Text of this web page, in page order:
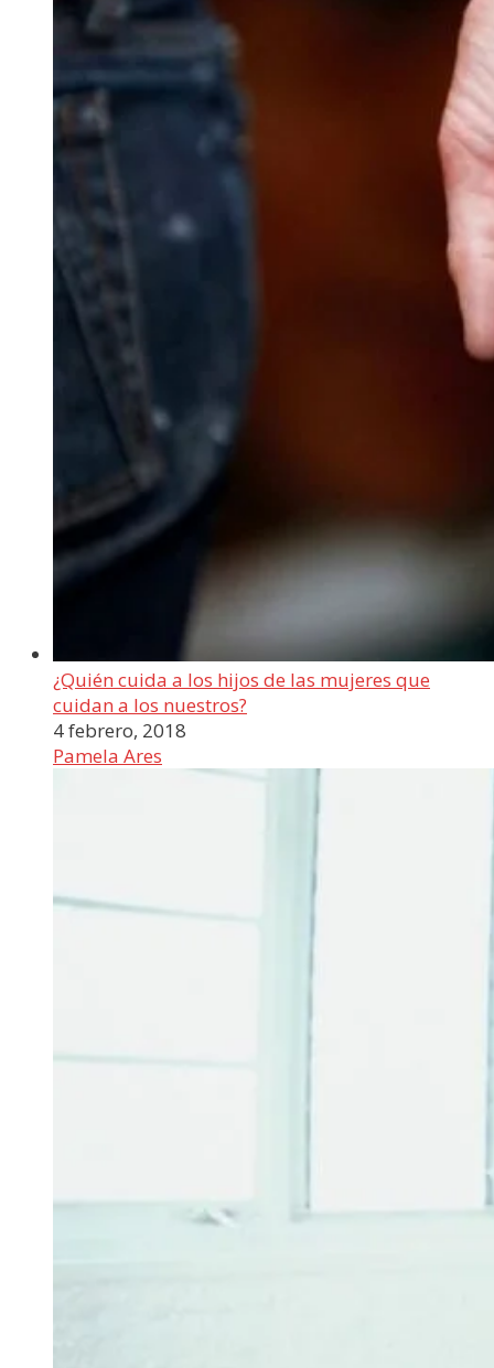
¿Quién cuida a los hijos de las mujeres que
cuidan a los nuestros?
4 febrero, 2018
Pamela Ares